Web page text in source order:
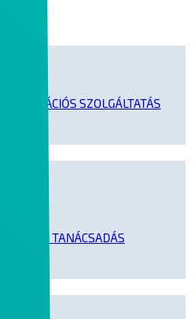
SZOLGÁLTATÁS
TANÁCSADÁS